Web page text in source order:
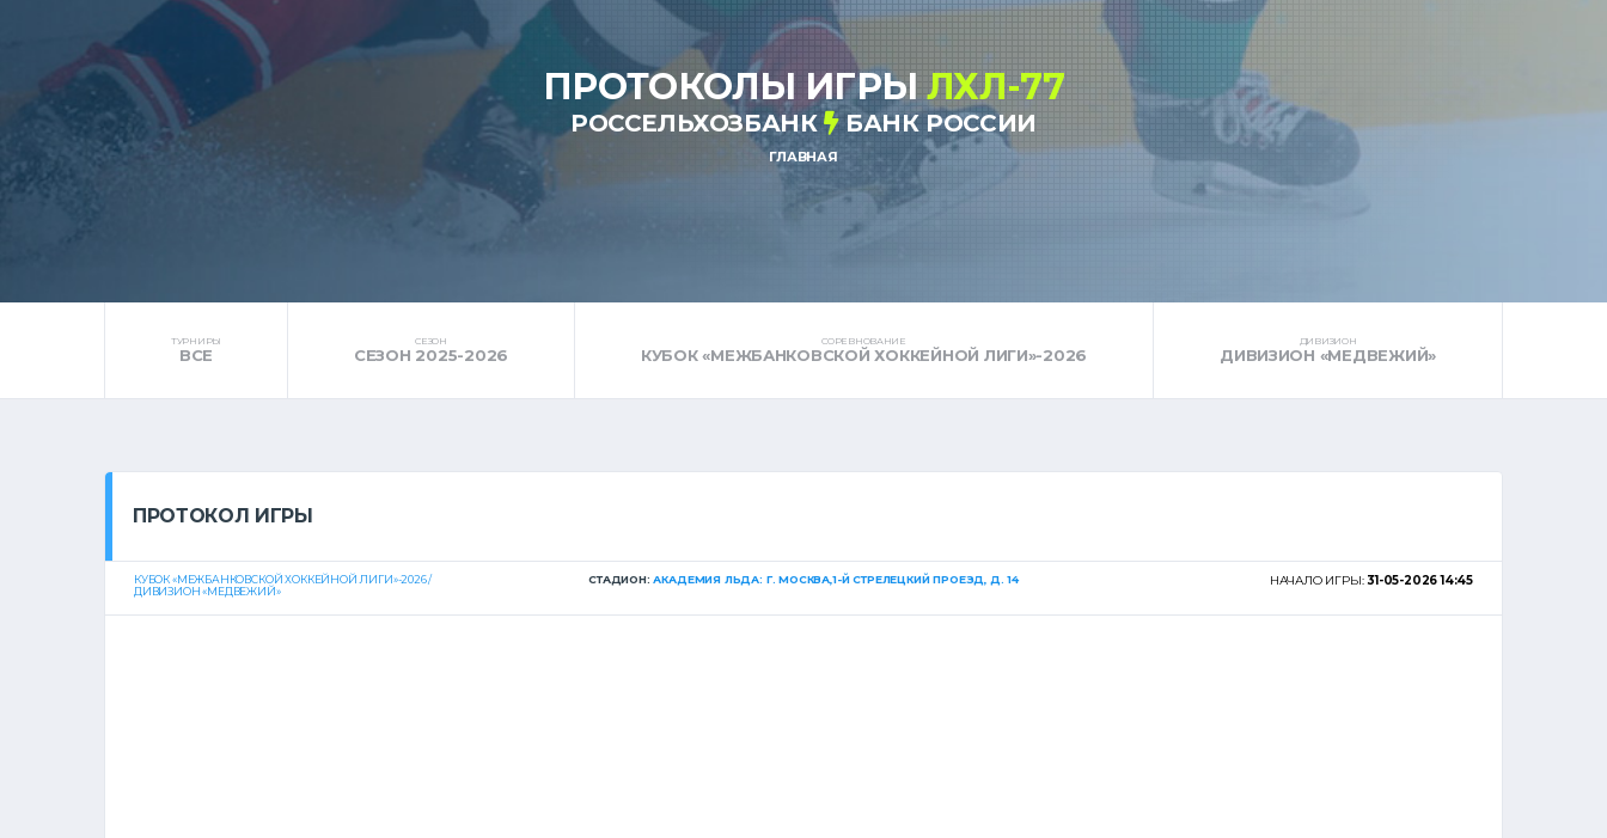
ПРОТОКОЛЫ ИГРЫЛХЛ-77
РОССЕЛЬХОЗБАНК БАНК РОССИИ
ГЛАВНАЯ
ТУРНИРЫ
ВСЕ
СЕЗОН
СЕЗОН 2025-2026
СОРЕВНОВАНИЕ
КУБОК «МЕЖБАНКОВСКОЙ ХОККЕЙНОЙ ЛИГИ»-2026
ДИВИЗИОН
ДИВИЗИОН «МЕДВЕЖИЙ»
ПРОТОКОЛ ИГРЫ
КУБОК «МЕЖБАНКОВСКОЙ ХОККЕЙНОЙ ЛИГИ»-2026 /
ДИВИЗИОН «МЕДВЕЖИЙ»
СТАДИОН:АКАДЕМИЯ ЛЬДА: Г. МОСКВА,1-Й СТРЕЛЕЦКИЙ ПРОЕЗД, Д. 14 НАЧАЛО ИГРЫ:31-05-2026 14:45